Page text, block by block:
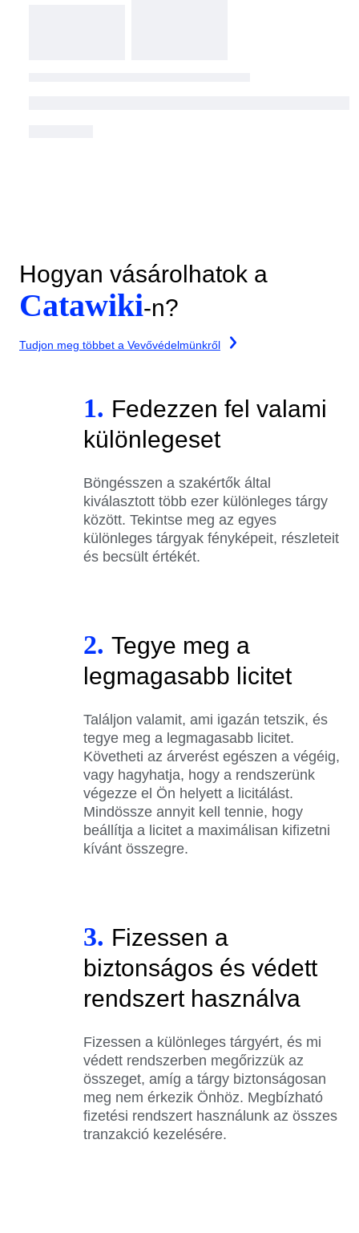
Hogyan vásárolhatok a
Catawiki-n?
Tudjon meg többet a Vevővédelmünkről
1. Fedezzen fel valami
különlegeset
Böngésszen a szakértők által
kiválasztott több ezer különleges tárgy
között. Tekintse meg az egyes
különleges tárgyak fényképeit, részleteit
és becsült értékét.
2. Tegye meg a
legmagasabb licitet
Találjon valamit, ami igazán tetszik, és
tegye meg a legmagasabb licitet.
Követheti az árverést egészen a végéig,
vagy hagyhatja, hogy a rendszerünk
végezze el Ön helyett a licitálást.
Mindössze annyit kell tennie, hogy
beállítja a licitet a maximálisan kifizetni
kívánt összegre.
3. Fizessen a
biztonságos és védett
rendszert használva
Fizessen a különleges tárgyért, és mi
védett rendszerben megőrizzük az
összeget, amíg a tárgy biztonságosan
meg nem érkezik Önhöz. Megbízható
fizetési rendszert használunk az összes
tranzakció kezelésére.